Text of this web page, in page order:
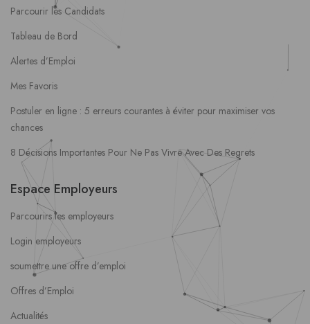
Parcourir les Candidats
Tableau de Bord
Alertes d’Emploi
Mes Favoris
Postuler en ligne : 5 erreurs courantes à éviter pour maximiser vos
chances
8 Décisions Importantes Pour Ne Pas Vivre Avec Des Regrets
Espace Employeurs
Parcourirs les employeurs
Login employeurs
soumettre une offre d’emploi
Offres d’Emploi
Actualités